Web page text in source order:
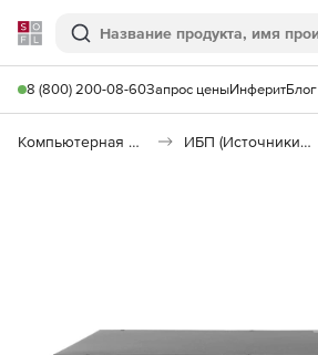
Softline
Поиск
8 (800) 200-08-60Запрос ценыИнферитБлог
Компьютерная периферия ИБП (Источники бесперебойного питания)